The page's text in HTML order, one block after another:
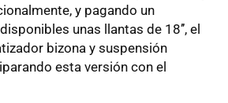
y pagando un
unas llantas de 18’’, el
bizona y suspensión
esta versión con el